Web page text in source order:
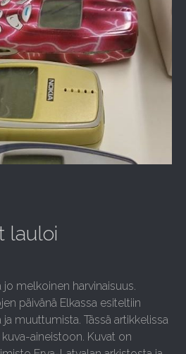
lauloi
melkoinen harvinaisuus.
päivänä Elkassa esiteltiin
muuttumista. Tässä artikkelissa
aineistoon. Kuvat on